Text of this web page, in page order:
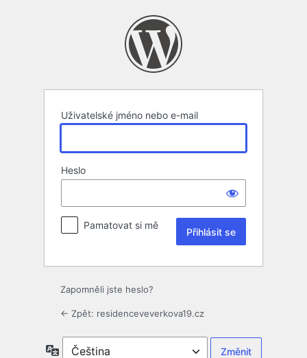
Uživatelské jméno nebo e-mail
Heslo
Pamatovat si mě
Zapomněli jste heslo?
← Zpět: residenceveverkova19.cz
Jazyky